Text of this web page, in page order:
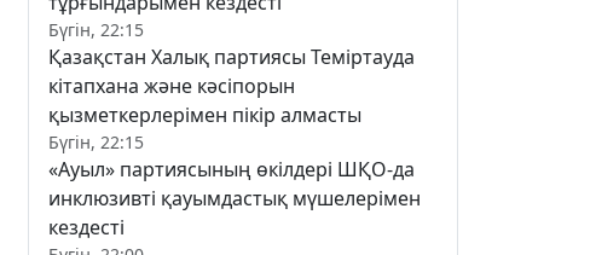
Бүгін, 22:15
Қазақстан Халық партиясы Теміртауда
кітапхана және кәсіпорын
қызметкерлерімен пікір алмасты
Бүгін, 22:15
«Ауыл» партиясының өкілдері ШҚО-да
инклюзивті қауымдастық мүшелерімен
кездесті